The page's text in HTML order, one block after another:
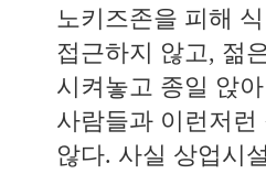
노키즈존을 피해
접근하지 않고, 젊
시켜놓고 종일 앉
사람들과 이런저
않다. 사실 상업시